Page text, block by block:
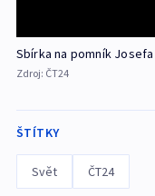
Sbírka na pomník
Zdroj: ČT24
ŠTÍTKY
Svět ČT24